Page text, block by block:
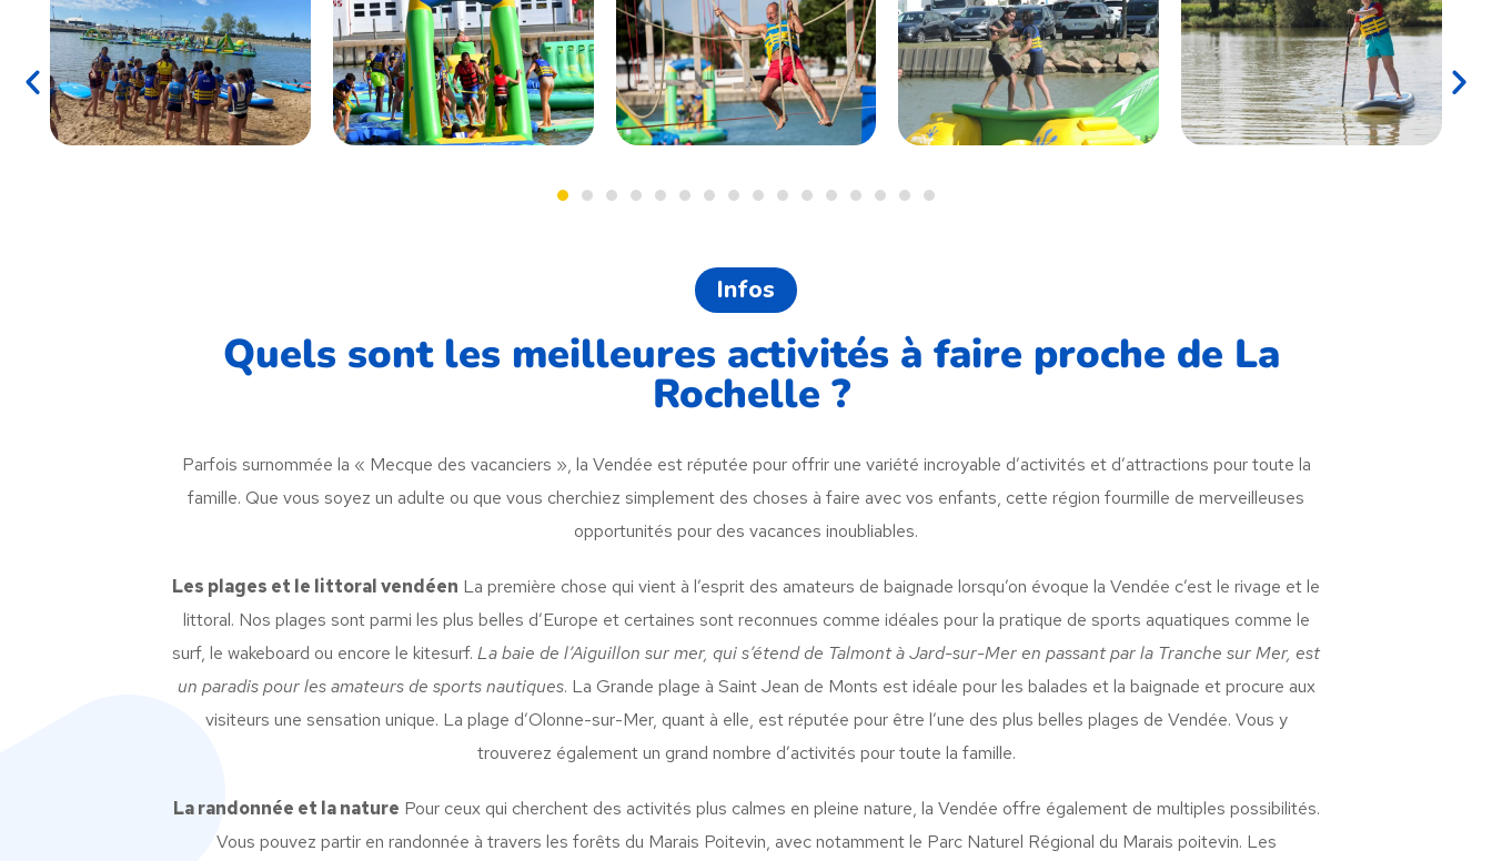
Infos
Quels sont les meilleures activités à faire proche de La
Rochelle ?
Parfois surnommée la « Mecque des vacanciers », la Vendée est réputée pour offrir une variété incroyable d’activités et d’attractions pour toute la
famille. Que vous soyez un adulte ou que vous cherchiez simplement des choses à faire avec vos enfants, cette région fourmille de merveilleuses
opportunités pour des vacances inoubliables.
Les plages et le littoral vendéen La première chose qui vient à l’esprit des amateurs de baignade lorsqu’on évoque la Vendée c’est le rivage et le
littoral. Nos plages sont parmi les plus belles d’Europe et certaines sont reconnues comme idéales pour la pratique de sports aquatiques comme le
surf, le wakeboard ou encore le kitesurf. La baie de l’Aiguillon sur mer, qui s’étend de Talmont à Jard-sur-Mer en passant par la Tranche sur Mer, est
un paradis pour les amateurs de sports nautiques. La Grande plage à Saint Jean de Monts est idéale pour les balades et la baignade et procure aux
visiteurs une sensation unique. La plage d’Olonne-sur-Mer, quant à elle, est réputée pour être l’une des plus belles plages de Vendée. Vous y
trouverez également un grand nombre d’activités pour toute la famille.
La randonnée et la nature Pour ceux qui cherchent des activités plus calmes en pleine nature, la Vendée offre également de multiples possibilités.
Vous pouvez partir en randonnée à travers les forêts du Marais Poitevin, avec notamment le Parc Naturel Régional du Marais poitevin. Les